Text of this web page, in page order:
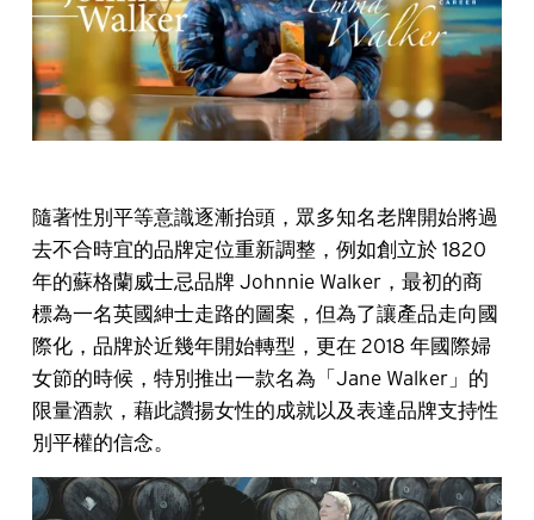
隨著性別平等意識逐漸抬頭，眾多知名老牌開始將過
去不合時宜的品牌定位重新調整，例如創立於 1820
年的蘇格蘭威士忌品牌 Johnnie Walker，最初的商
標為一名英國紳士走路的圖案，但為了讓產品走向國
際化，品牌於近幾年開始轉型，更在 2018 年國際婦
女節的時候，特別推出一款名為「Jane Walker」的
限量酒款，藉此讚揚女性的成就以及表達品牌支持性
別平權的信念。